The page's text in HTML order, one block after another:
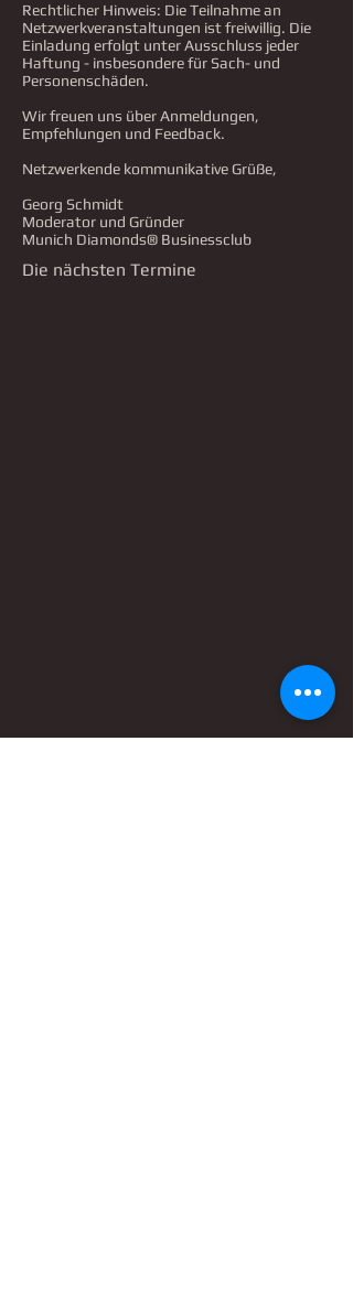
Rechtlicher Hinweis: Die Teilnahme an
Netzwerkveranstaltungen ist freiwillig. Die
Einladung erfolgt unter Ausschluss jeder
Haftung - insbesondere für Sach- und
Personenschäden.
Wir freuen uns über Anmeldungen,
Empfehlungen und Feedback.
Netzwerkende kommunikative Grüße,
Georg Schmidt
Moderator und Gründer
Munich Diamonds® Businessclub
Die nächsten Termine